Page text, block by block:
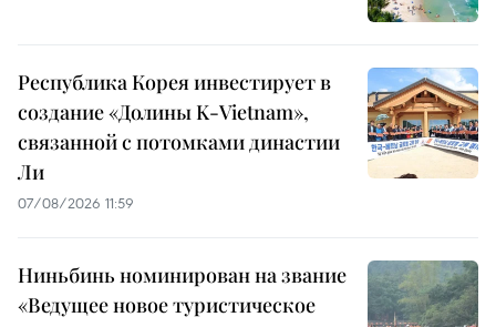
Республика Корея инвестирует в
создание «Долины K-Vietnam»,
связанной с потомками династии
Ли
07/08/2026 11:59
Ниньбинь номинирован на звание
«Ведущее новое туристическое